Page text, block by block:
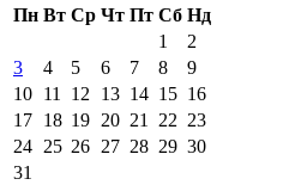
Пн Вт Ср Чт Пт Сб Нд
1
2
3
4 5 6 7 8
9
10 11 12 13 14 15 16
17 18 19 20 21 22 23
24 25 26 27 28 29 30
31